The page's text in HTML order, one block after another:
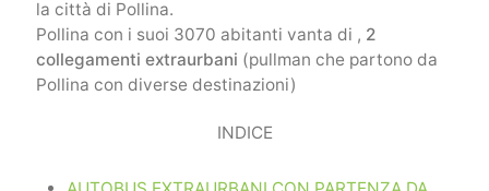
la città di Pollina.
Pollina con i suoi 3070 abitanti vanta di , 2
collegamenti extraurbani (pullman che partono da
Pollina con diverse destinazioni)
INDICE